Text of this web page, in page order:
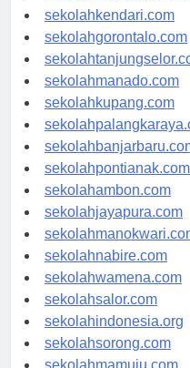
sekolahmakassar.com
sekolahkendari.com
sekolahgorontalo.com
sekolahmanado.com
sekolahkupang.com
sekolahbanjarbaru.com
sekolahpontianak.com
sekolahambon.com
sekolahjayapura.com
sekolahmanokwari.com
sekolahnabire.com
sekolahwamena.com
sekolahsalor.com
sekolahindonesia.org
sekolahsorong.com